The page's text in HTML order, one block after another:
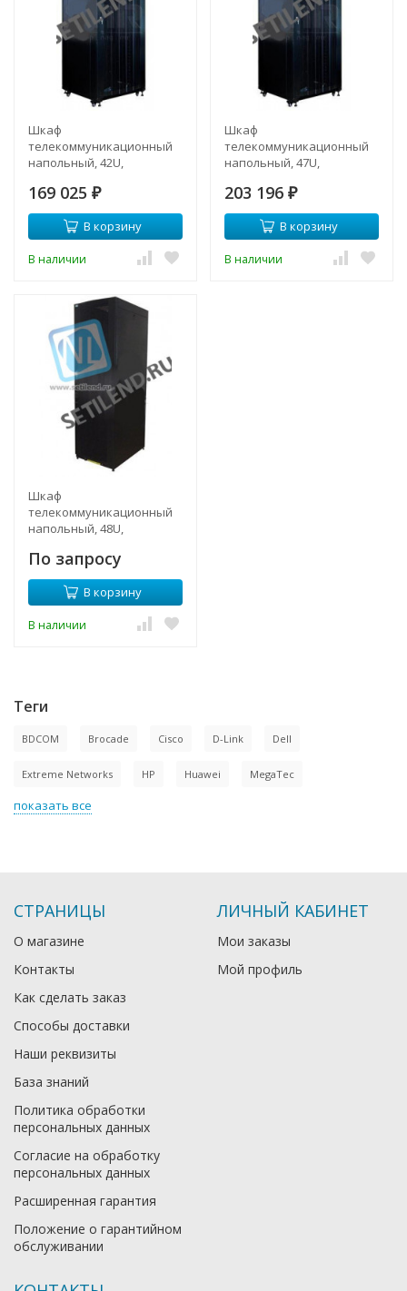
Шкаф
телекоммуникационный
напольный, 42U,
169 025 ₽
В корзину
В наличии
Шкаф
телекоммуникационный
напольный, 47U,
203 196 ₽
В корзину
В наличии
Шкаф
телекоммуникационный
напольный, 48U,
По запросу
В корзину
В наличии
Теги
BDCOM Brocade Cisco D-Link Dell
Extreme Networks HP Huawei MegaTec
показать все
СТРАНИЦЫ
О магазине
Контакты
Как сделать заказ
Способы доставки
Наши реквизиты
База знаний
Политика обработки
персональных данных
Согласие на обработку
персональных данных
Расширенная гарантия
Положение о гарантийном
обслуживании
ЛИЧНЫЙ КАБИНЕТ
Мои заказы
Мой профиль